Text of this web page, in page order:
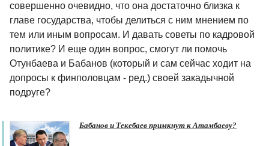
совершенно очевидно, что она достаточно близка к
главе государства, чтобы делиться с ним мнением по
тем или иным вопросам. И давать советы по кадровой
политике? И еще один вопрос, смогут ли помочь
Отунбаева и Бабанов (который и сам сейчас ходит на
допросы к финполовцам - ред.) своей закадычной
подруге?
Бабанов и Текебаев примкнут к Атамбаеву?